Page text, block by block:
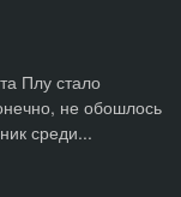
Плу стало
не обошлось
среди...